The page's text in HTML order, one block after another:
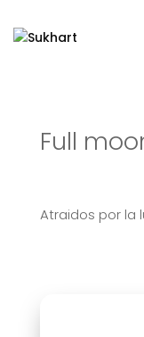
Full
Atraidos por la